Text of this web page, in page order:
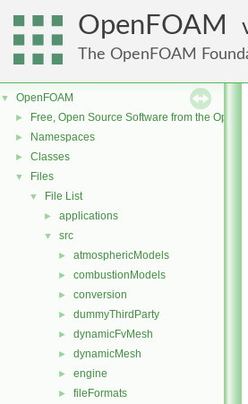
OpenFOAM
The OpenFOAM
▼ OpenFOAM
► Free, Open Source Software from the
► Namespaces
► Classes
▼ Files
▼ File List
► applications
▼ src
► atmosphericModels
► combustionModels
► conversion
► dummyThirdParty
► dynamicFvMesh
► dynamicMesh
► engine
► fileFormats